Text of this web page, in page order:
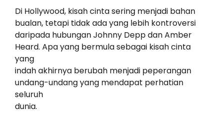
Di Hollywood, kisah cinta sering menjadi bahan
bualan, tetapi tidak ada yang lebih kontroversi
daripada hubungan Johnny Depp dan Amber
Heard. Apa yang bermula sebagai kisah cinta
yang
indah akhirnya berubah menjadi peperangan
undang-undang yang mendapat perhatian
seluruh
dunia.